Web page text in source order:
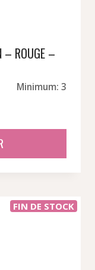
– ROUGE –
Minimum: 3
FIN DE STOCK